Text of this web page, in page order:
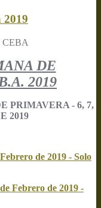
2019
DE
2019
PRIMAVERA - 6, 7,
2019
de 2019 - Solo
Febrero de 2019 -